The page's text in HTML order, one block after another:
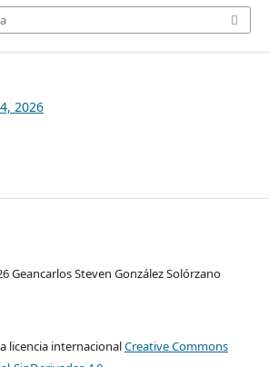
2026
Geancarlos Steven González Solórzano
licencia internacionalCreative Commons